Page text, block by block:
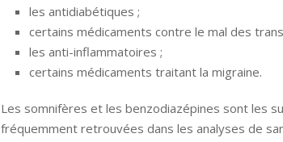
les antidiabétiques ;
certains médicaments contre le mal des
les anti-inflammatoires ;
certains médicaments traitant la migraine.
Les somnifères et les benzodiazépines sont les
fréquemment retrouvées dans les analyses de